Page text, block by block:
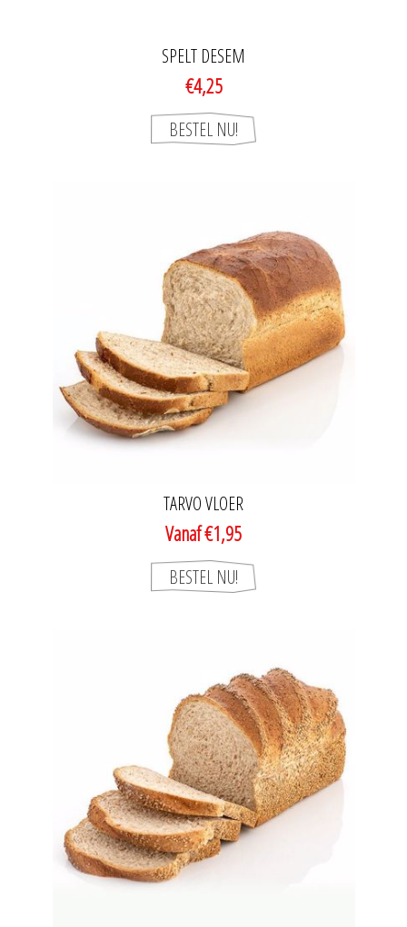
SPELT DESEM
€4,25
TARVO VLOER
Vanaf €1,95